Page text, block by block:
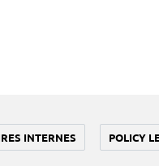
INTERNES POLICY